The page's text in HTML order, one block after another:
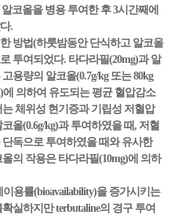
코올을 병용 투여한 후 3시간째에
.
방법(하룻밤동안 단식하고 알코올
투여되었다. 타다라필(20mg)과 알
용량의 알코올(0.7g/kg 또는 80kg
의하여 유도되는 평균 혈압감소
체위성 현기증과 기립성 저혈압
올(0.6g/kg)과 투여하였을 때, 저혈
독으로 투여하였을 때와 유사한
의 작용은 타다라필(10mg)에 의하
용률(bioavailability)을 증가시키는
실하지만 terbutaline의 경구 투여